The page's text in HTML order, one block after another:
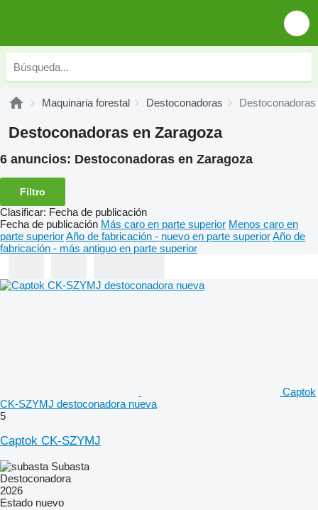
Maquinaria forestal Destoconadoras
Destoconadoras en Zaragoza
6 anuncios: Destoconadoras en Zaragoza
Filtro
Clasificar: Fecha de publicación
Fecha de publicación Más caro en parte superior Menos caro en
parte superiorAño de fabricación - nuevo en parte superiorAño de
fabricación - más antiguo en parte superior
Captok
CK-SZYMJ destoconadora nueva
5
Captok CK-SZYMJ
Subasta
Destoconadora
2026
Estado nuevo